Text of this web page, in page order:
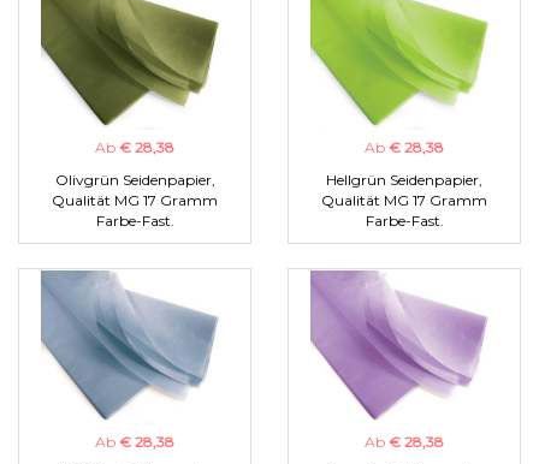
Ab € 28,38
Olivgrün Seidenpapier,
Qualität MG 17 Gramm
Farbe-Fast.
Ab € 28,38
Hellgrün Seidenpapier,
Qualität MG 17 Gramm
Farbe-Fast.
Ab € 28,38
Ab € 28,38